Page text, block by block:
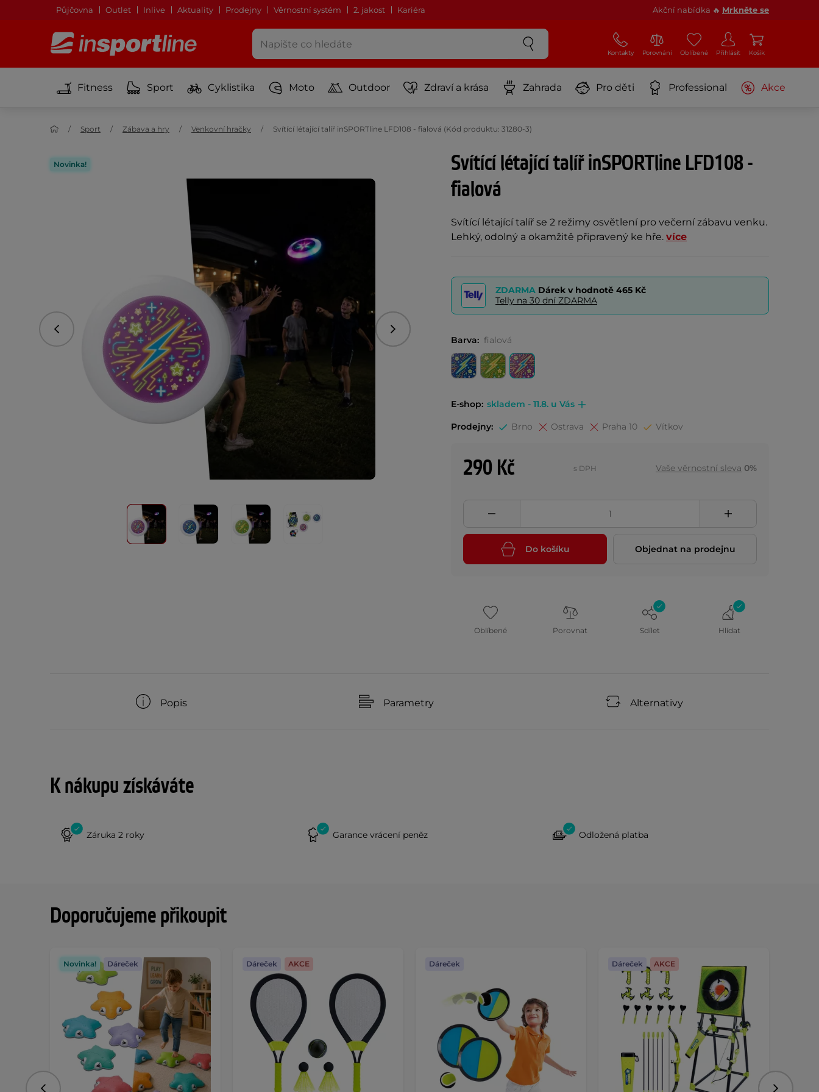
Půjčovna Outlet Inlive Aktuality Prodejny Věrnostní systém 2. jakost Kariéra Akční nabídka 🔥 Mrkněte se
Kontakty Porovnání Oblíbené Přihlásit Košík
Fitness Sport Cyklistika Moto Outdoor Zdraví a krása Zahrada Pro děti Professional Akce
Sport Zábava a hry Venkovní hračky Svítící létající talíř inSPORTline LFD108 - fialová (Kód produktu: 31280-3)
Svítící létající talíř inSPORTline LFD108 -
fialová
Svítící létající talíř se 2 režimy osvětlení pro večerní zábavu venku.
Lehký, odolný a okamžitě připravený ke hře. více
Novinka!
Předchozí Následující
ZDARMA Dárek v hodnotě 465 Kč
Telly na 30 dní ZDARMA
Barva: fialová
E-shop: skladem - 11.8. u Vás
Prodejny: Brno Ostrava Praha 10 Vítkov
290 Kč s DPH Vaše věrnostní sleva 0%
Do košíku Objednat na prodejnu
Oblíbené Porovnat Sdílet Hlídat
Popis Parametry Alternativy
K nákupu získáváte
Záruka 2 roky Garance vrácení peněz Odložená platba
Doporučujeme přikoupit
Novinka! Dáreček Dáreček AKCE Dáreček Dáreček AKCE